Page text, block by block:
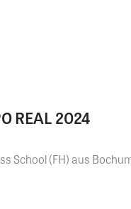
REAL 2024
School (FH) aus